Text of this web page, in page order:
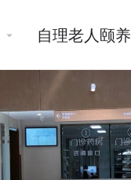
自理老人颐养